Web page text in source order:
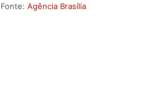
Fonte: Agência Brasília